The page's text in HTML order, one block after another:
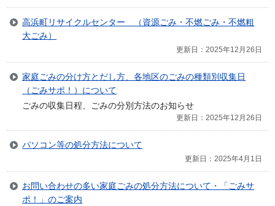
高浜町リサイクルセンター （資源ごみ・不燃ごみ・不燃粗
大ごみ）
更新日：2025年12月26日
家庭ごみの分け方とだし方、各地区のごみの種類別収集日
（ごみサポ！）について
ごみの収集日程、ごみの分別方法のお知らせ
更新日：2025年12月26日
パソコン等の処分方法について
更新日：2025年4月1日
お問い合わせの多い家庭ごみの処分方法について・「ごみサ
ポ！」のご案内